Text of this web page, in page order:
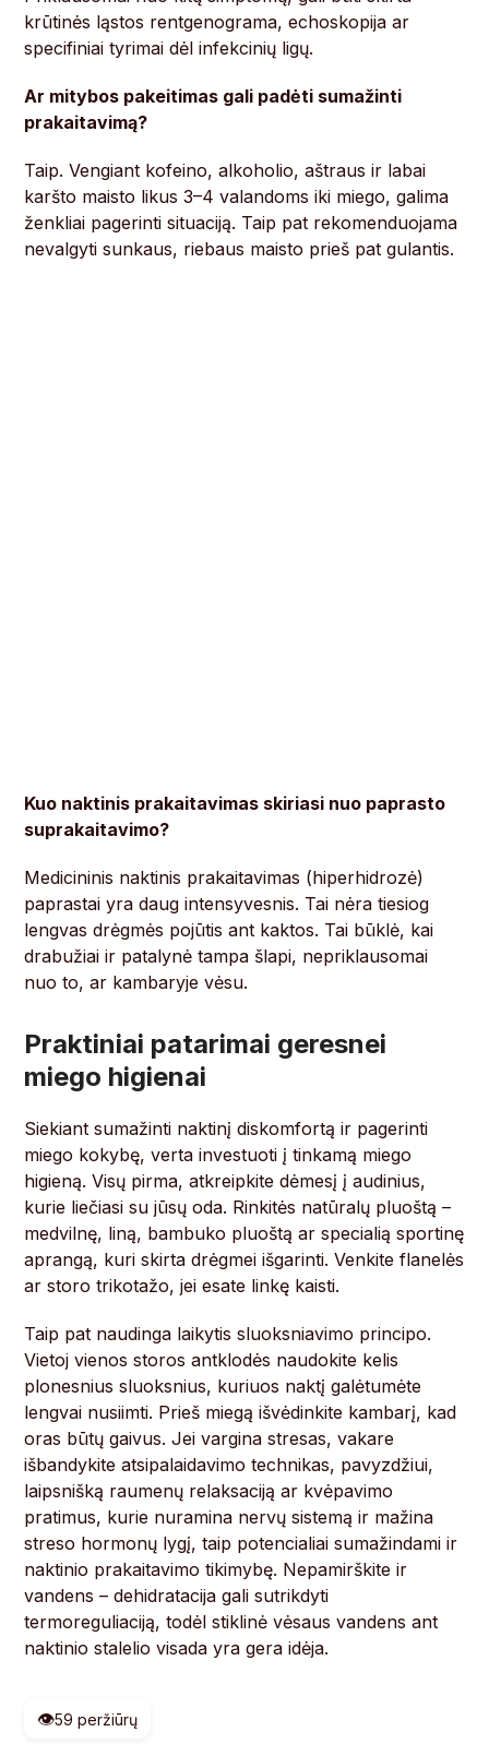
krūtinės ląstos rentgenograma, echoskopija ar
specifiniai tyrimai dėl infekcinių ligų.
Ar mitybos pakeitimas gali padėti sumažinti
prakaitavimą?
Taip. Vengiant kofeino, alkoholio, aštraus ir labai
karšto maisto likus 3–4 valandoms iki miego, galima
ženkliai pagerinti situaciją. Taip pat rekomenduojama
nevalgyti sunkaus, riebaus maisto prieš pat gulantis.
Kuo naktinis prakaitavimas skiriasi nuo paprasto
suprakaitavimo?
Medicininis naktinis prakaitavimas (hiperhidrozė)
paprastai yra daug intensyvesnis. Tai nėra tiesiog
lengvas drėgmės pojūtis ant kaktos. Tai būklė, kai
drabužiai ir patalynė tampa šlapi, nepriklausomai
nuo to, ar kambaryje vėsu.
Praktiniai patarimai geresnei
miego higienai
Siekiant sumažinti naktinį diskomfortą ir pagerinti
miego kokybę, verta investuoti į tinkamą miego
higieną. Visų pirma, atkreipkite dėmesį į audinius,
kurie liečiasi su jūsų oda. Rinkitės natūralų pluoštą –
medvilnę, liną, bambuko pluoštą ar specialią sportinę
aprangą, kuri skirta drėgmei išgarinti. Venkite flanelės
ar storo trikotažo, jei esate linkę kaisti.
Taip pat naudinga laikytis sluoksniavimo principo.
Vietoj vienos storos antklodės naudokite kelis
plonesnius sluoksnius, kuriuos naktį galėtumėte
lengvai nusiimti. Prieš miegą išvėdinkite kambarį, kad
oras būtų gaivus. Jei vargina stresas, vakare
išbandykite atsipalaidavimo technikas, pavyzdžiui,
laipsnišką raumenų relaksaciją ar kvėpavimo
pratimus, kurie nuramina nervų sistemą ir mažina
streso hormonų lygį, taip potencialiai sumažindami ir
naktinio prakaitavimo tikimybę. Nepamirškite ir
vandens – dehidratacija gali sutrikdyti
termoreguliaciją, todėl stiklinė vėsaus vandens ant
naktinio stalelio visada yra gera idėja.
👁️59 peržiūrų